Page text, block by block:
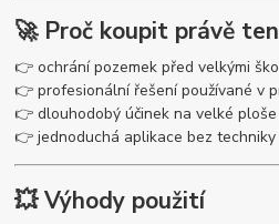
🚀 Proč koupit právě
👉 ochrání pozemek před velkými
👉 profesionální řešení používané v
👉 dlouhodobý účinek na velké ploše
👉 jednoduchá aplikace bez techniky
💥 Výhody použití